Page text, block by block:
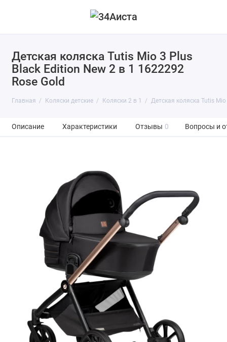
Детская коляска Tutis Mio 3 Plus
Black Edition New 2 в 1 1622292
Rose Gold
Главная Коляски детские Коляски 2 в 1 Детская коляска Tutis
Описание Характеристики Отзывы 0 Вопросы и